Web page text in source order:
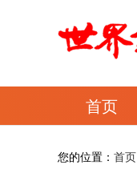
首页
您的位置： 首页